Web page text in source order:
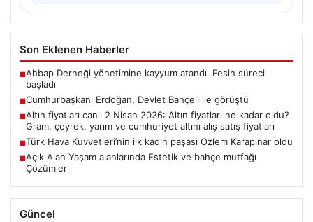
Son Eklenen Haberler
■Ahbap Derneği yönetimine kayyum atandı. Fesih süreci
başladı
■Cumhurbaşkanı Erdoğan, Devlet Bahçeli ile görüştü
■Altın fiyatları canlı 2 Nisan 2026: Altın fiyatları ne kadar oldu?
Gram, çeyrek, yarım ve cumhuriyet altını alış satış fiyatları
■Türk Hava Kuvvetleri’nin ilk kadın paşası Özlem Karapınar oldu
■Açık Alan Yaşam alanlarında Estetik ve bahçe mutfağı
Çözümleri
Güncel